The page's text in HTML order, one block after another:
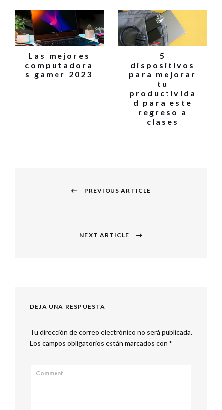
Las mejores
computadora
s gamer 2023
5
dispositivos
para mejorar
tu
productivida
d para este
regreso a
clases
PREVIOUS ARTICLE
NEXT ARTICLE
DEJA UNA RESPUESTA
Tu dirección de correo electrónico no será publicada.
Los campos obligatorios están marcados con *